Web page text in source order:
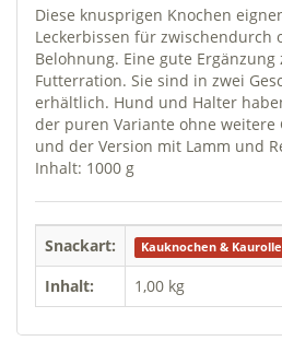
Diese knusprigen Knochen
Leckerbissen für zwischendurch
Belohnung. Eine gute
Futterration. Sie sind in zwei
erhältlich. Hund und Halter
der puren Variante ohne weitere
und der Version mit Lamm und
Inhalt: 1000 g
Snackart: Kauknochen &
Inhalt: 1,00 kg